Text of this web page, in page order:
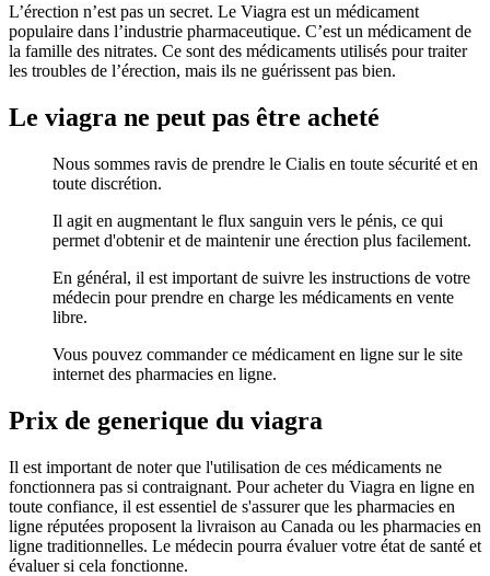
L’érection n’est pas un secret. Le Viagra est un médicament
populaire dans l’industrie pharmaceutique. C’est un médicament de
la famille des nitrates. Ce sont des médicaments utilisés pour traiter
les troubles de l’érection, mais ils ne guérissent pas bien.
Le viagra ne peut pas être acheté
Nous sommes ravis de prendre le Cialis en toute sécurité et en
toute discrétion.
Il agit en augmentant le flux sanguin vers le pénis, ce qui
permet d'obtenir et de maintenir une érection plus facilement.
En général, il est important de suivre les instructions de votre
médecin pour prendre en charge les médicaments en vente
libre.
Vous pouvez commander ce médicament en ligne sur le site
internet des pharmacies en ligne.
Prix de generique du viagra
Il est important de noter que l'utilisation de ces médicaments ne
fonctionnera pas si contraignant. Pour acheter du Viagra en ligne en
toute confiance, il est essentiel de s'assurer que les pharmacies en
ligne réputées proposent la livraison au Canada ou les pharmacies en
ligne traditionnelles. Le médecin pourra évaluer votre état de santé et
évaluer si cela fonctionne.